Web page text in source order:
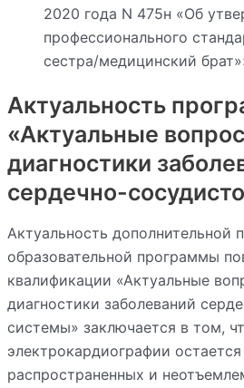
2020 года N 475н «Об
профессионального
сестра/медицинский
Актуальность
«Актуальные
диагностики
сердечно-
Актуальность дополнительной
образовательной программы
квалификации «Актуальные
диагностики заболеваний
системы» заключается в том,
электрокардиографии
распространенных и